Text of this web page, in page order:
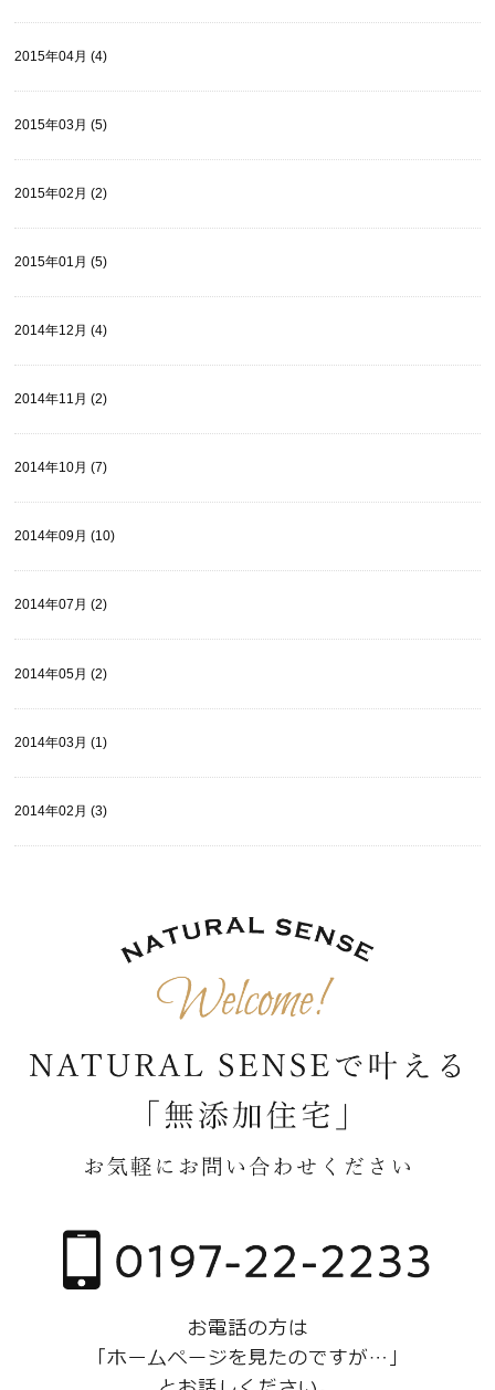
2015年04月 (4)
2015年03月 (5)
2015年02月 (2)
2015年01月 (5)
2014年12月 (4)
2014年11月 (2)
2014年10月 (7)
2014年09月 (10)
2014年07月 (2)
2014年05月 (2)
2014年03月 (1)
2014年02月 (3)